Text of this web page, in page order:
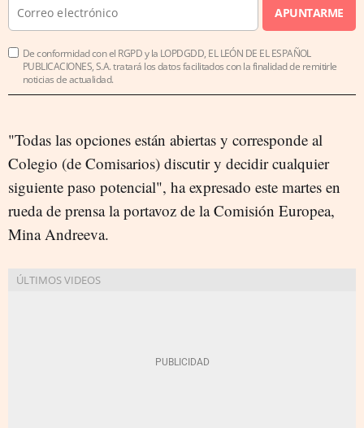
APUNTARME
De conformidad con el RGPD y la LOPDGDD, EL LEÓN DE EL ESPAÑOL
PUBLICACIONES, S.A. tratará los datos facilitados con la finalidad de remitirle
noticias de actualidad.
"Todas las opciones están abiertas y corresponde al
Colegio (de Comisarios) discutir y decidir cualquier
siguiente paso potencial", ha expresado este martes en
rueda de prensa la portavoz de la Comisión Europea,
Mina Andreeva.